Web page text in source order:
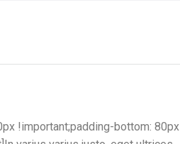
!important;padding-bottom: 80px